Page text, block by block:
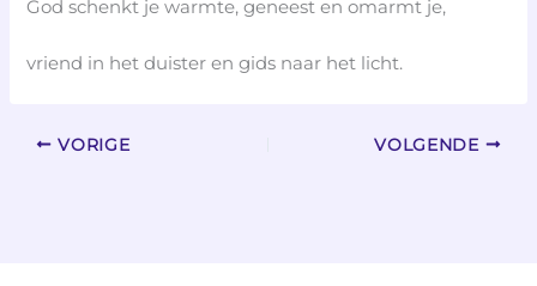
God schenkt je warmte, geneest en omarmt je,
vriend in het duister en gids naar het licht.
VORIGE VOLGENDE